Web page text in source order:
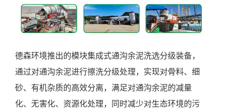
德森环境推出的模块集成式通沟余泥洗选分级装备，
通过对通沟余泥进行擦洗分级处理，实现对骨料、细
砂、有机杂质的高效分离，满足对通沟余泥的减量
化、无害化、资源化处理，同时减少对生态环境的污